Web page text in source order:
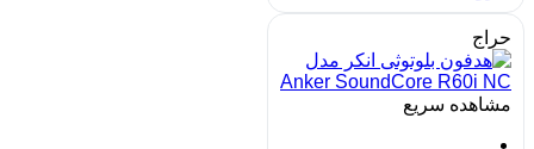
حراج
مشاهده سریع